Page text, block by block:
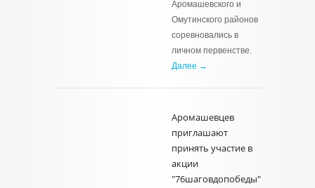
Аромашевского и
Омутинского районов
соревновались в
личном первенстве.
Далее →
Аромашевцев
приглашают
принять участие в
акции
"76шаговдопобеды"